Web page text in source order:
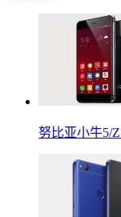
努比亚小牛5/